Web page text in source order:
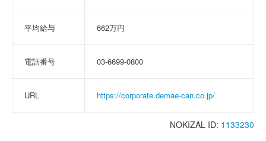
平均給与 662万円
電話番号 03-6699-0800
URL https://corporate.demae-can.co.jp/
NOKIZAL ID: 1133230